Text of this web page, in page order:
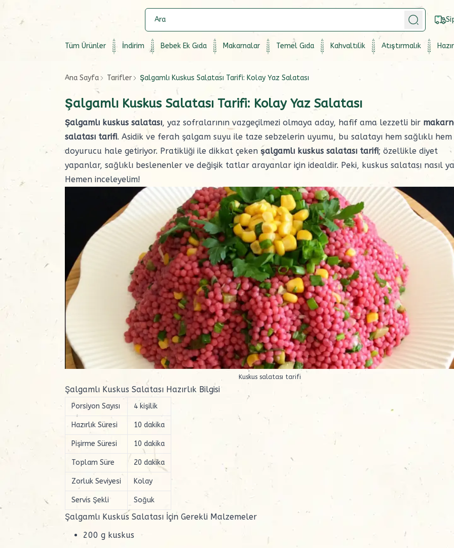
Tüm Ürünler İndirim Bebek Ek Gıda Makarnalar Temel Gıda Kahvaltılık Atıştırmalık
Ana Sayfa Tarifler Şalgamlı Kuskus Salatası Tarifi: Kolay Yaz Salatası
Şalgamlı Kuskus Salatası Tarifi: Kolay Yaz Salatası
Şalgamlı kuskus salatası, yaz sofralarının vazgeçilmezi olmaya aday, hafif ama lezzetli bir
salatası tarifi. Asidik ve ferah şalgam suyu ile taze sebzelerin uyumu, bu salatayı hem sağlıklı hem
doyurucu hale getiriyor. Pratikliği ile dikkat çeken şalgamlı kuskus salatası tarifi; özellikle diyet
yapanlar, sağlıklı beslenenler ve değişik tatlar arayanlar için idealdir. Peki, kuskus salatası nasıl
Hemen inceleyelim!
Kuskus salatası tarifi
Şalgamlı Kuskus Salatası Hazırlık Bilgisi
Porsiyon Sayısı 4 kişilik
Hazırlık Süresi 10 dakika
Pişirme Süresi 10 dakika
Toplam Süre 20 dakika
Zorluk Seviyesi Kolay
Servis Şekli Soğuk
Şalgamlı Kuskus Salatası İçin Gerekli Malzemeler
200 g kuskus